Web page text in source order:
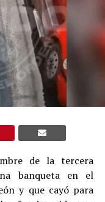
de la tercera
banqueta en el
y que cayó para